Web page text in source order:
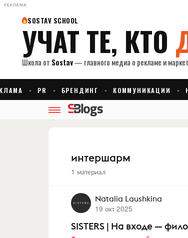
РЕКЛАМА
интершарм
1 материал
Natalia Laushkina
19 окт 2025
SISTERS | На входе —